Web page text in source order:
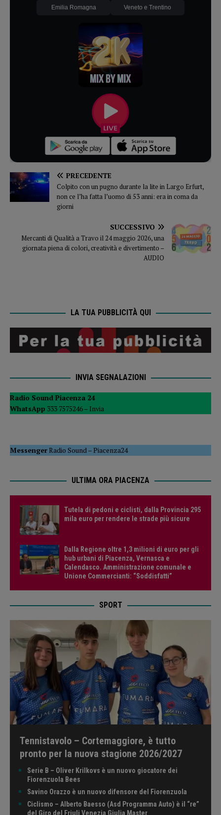
Emilia Romagna Veneto e Trentino
PRECEDENTE
Colpito con un pugno durante la lite in Largo Erfurt,
non ce l’ha fatta l’uomo di 53 anni: era in coma da
giorni
SUCCESSIVO
Mercanti di Qualità a Travo il 24 maggio 2026, una
giornata piena di colori, creatività e divertimento –
AUDIO
LA TUA PUBBLICITÀ QUI
INVIA SEGNALAZIONI
Radio Sound Piacenza 24
WhatsApp 333 7575246 – Invia
MessengerRadio Sound–Piacenza24
ULTIMA ORA PIACENZA
Tutela di pedoni e ciclisti, dalla Provincia 295
mila euro per rendere le strade più sicure
Dalla Regione oltre 1,3 milioni di euro per gli
hub urbani di Piacenza, Vernasca e
Calendasco. Amministrazione comunale e
Unione Commercianti: “Soddisfatti”
SPORT
Tennistavolo – Cortemaggiore, è tutto
pronto per la nuova stagione 2026/2027
Serie B – Oliver Krilkovs è un nuovo giocatore dei
Fiorenzuola Bees
Savino Orazzo è un nuovo difensore del Fiorenzuola
Ciclismo – Alberto Baesso (Asd Programma Auto) è il “re”
del Giro del Friuli Venezia Giulia Master